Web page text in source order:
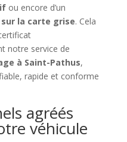
ou encore d’un
la carte grise. Cela
notre service de
à Saint-Pathus,
rapide et conforme
agréés
véhicule